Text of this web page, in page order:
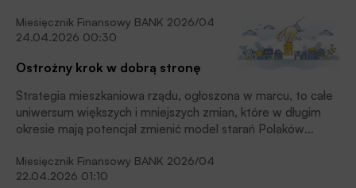
i odporności użytkowników coraz bardziej zdigitalizowanych
systemów płatniczych. Raport „Edukacja klientów banków
w zakresie usług płatniczych z uwzględnieniem kwestii
cyberbezpieczeństwa” przedstawia wnioski, jaka
i jak adresowana powinna być edukacja w cyfrowym
świecie.
Miesięcznik Finansowy BANK 2026/04
24.04.2026 00:30
Ostrożny krok w dobrą stronę
Strategia mieszkaniowa rządu, ogłoszona w marcu, to całe
uniwersum większych i mniejszych zmian, które w długim
okresie mają potencjał zmienić model starań Polaków
swój budżet, choć – rzecz jasna – niewystarczający
do skali potrzeb. Największym ryzykiem dla tego,
Miesięcznik Finansowy BANK 2026/04
22.04.2026 01:10